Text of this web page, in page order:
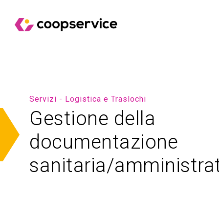
Servizi - Logistica e Traslochi
Gestione della
documentazione
sanitaria/